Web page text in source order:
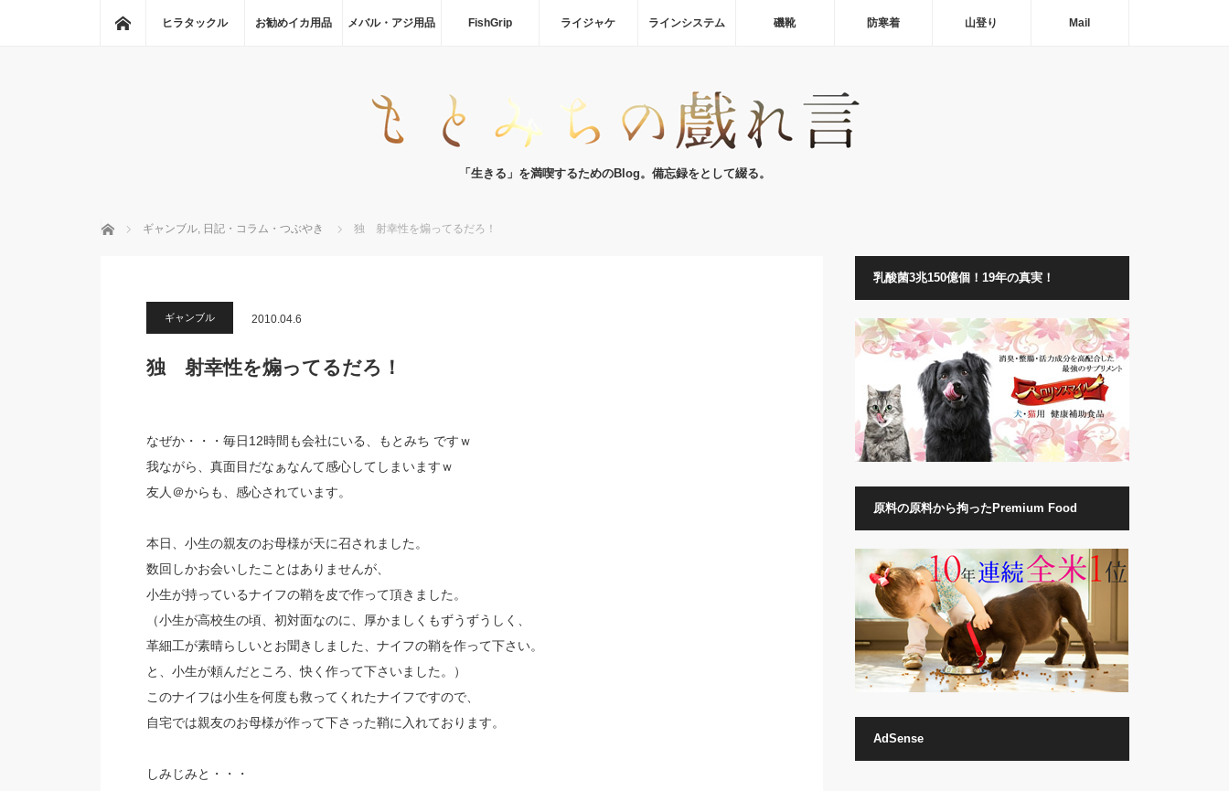
ホーム
ヒラタックル お勧めイカ用品 メバル・アジ用品 FishGrip ライジャケ ラインシステム 磯靴 防寒着 山登り Mail
「生きる」を満喫するためのBlog。備忘録をとして綴る。
ホーム ギャンブル, 日記・コラム・つぶやき 独 射幸性を煽ってるだろ！
ギャンブル 2010.04.6
独 射幸性を煽ってるだろ！
なぜか・・・毎日12時間も会社にいる、もとみち ですｗ
我ながら、真面目だなぁなんて感心してしまいますｗ
友人＠からも、感心されています。
本日、小生の親友のお母様が天に召されました。
数回しかお会いしたことはありませんが、
小生が持っているナイフの鞘を皮で作って頂きました。
（小生が高校生の頃、初対面なのに、厚かましくもずうずうしく、
革細工が素晴らしいとお聞きしました、ナイフの鞘を作って下さい。
と、小生が頼んだところ、快く作って下さいました。）
このナイフは小生を何度も救ってくれたナイフですので、
自宅では親友のお母様が作って下さった鞘に入れております。
しみじみと・・・
乳酸菌3兆150億個！19年の真実！
原料の原料から拘ったPremium Food
AdSense